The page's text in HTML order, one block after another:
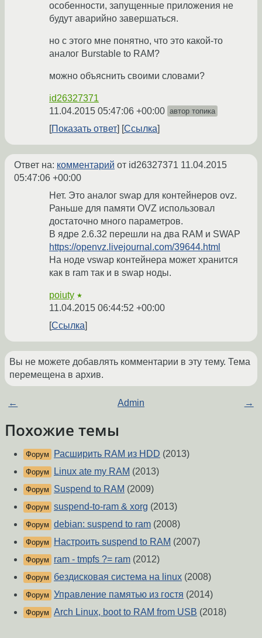
особенности, запущенные приложения не
будут аварийно завершаться.
но с этого мне понятно, что это какой-то
аналог Burstable to RAM?
можно объяснить своими словами?
id26327371
11.04.2015 05:47:06 +00:00 автор топика
Показать ответ Ссылка
Ответ на: комментарий от id26327371 11.04.2015
05:47:06 +00:00
Нет. Это аналог swap для контейнеров ovz.
Раньше для памяти OVZ использовал
достаточно много параметров.
В ядре 2.6.32 перешли на два RAM и SWAP
https://openvz.livejournal.com/39644.html
На ноде vswap контейнера может хранится
как в ram так и в swap ноды.
poiuty ★
11.04.2015 06:44:52 +00:00
Ссылка
Вы не можете добавлять комментарии в эту тему. Тема
перемещена в архив.
← Admin →
Похожие темы
Форум Расширить RAM из HDD (2013)
Форум Linux ate my RAM (2013)
Форум Suspend to RAM (2009)
Форум suspend-to-ram & xorg (2013)
Форум debian: suspend to ram (2008)
Форум Настроить suspend to RAM (2007)
Форум ram - tmpfs ?= ram (2012)
Форум бездисковая система на linux (2008)
Форум Управление памятью из гостя (2014)
Форум Arch Linux, boot to RAM from USB (2018)